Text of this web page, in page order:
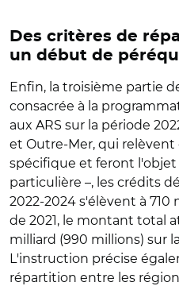
Des critères de
un début de
Enfin, la troisième partie
consacrée à la
aux ARS sur la période
et Outre-Mer, qui
spécifique et feront
particulière –, les crédits
2022-2024 s'élèvent à 710
de 2021, le montant total
milliard (990 millions) sur
L'instruction précise
répartition entre les